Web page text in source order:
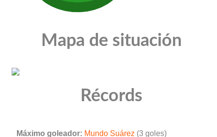
Mapa de situación
Récords
Máximo goleador: Mundo Suárez (3 goles)